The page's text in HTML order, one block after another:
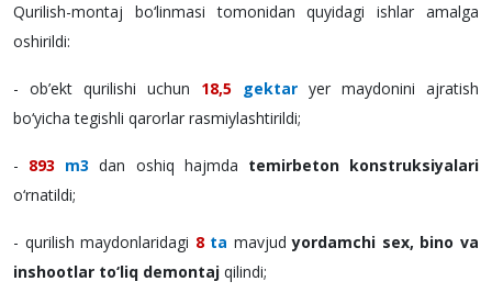
Qurilish-montaj bo‘linmasi tomonidan quyidagi ishlar amalga
oshirildi:
- ob’ekt qurilishi uchun 18,5 gektar yer maydonini ajratish
bo‘yicha tegishli qarorlar rasmiylashtirildi;
- 893 m3 dan oshiq hajmda temirbeton konstruksiyalari
o‘rnatildi;
- qurilish maydonlaridagi 8 ta mavjudyordamchi sex, bino va
inshootlar to‘liq demontaj qilindi;